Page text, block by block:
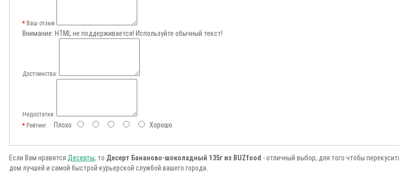
Ваш отзыв
Внимание: HTML не поддерживается! Используйте обычный текст!
Достоинства:
Недостатки:
РейтингПлохо Хорошо
Если Вам нравятся Десерты, то Десерт Бананово-шоколадный 135г из BUZfood - отличный выбор, для того чтобы
дом лучшей и самой быстрой курьерской службой вашего города.